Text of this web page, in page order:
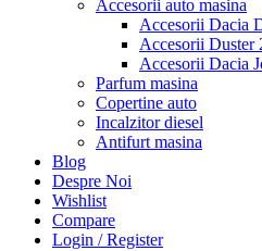
Accesorii auto masina
Accesorii Dacia
Accesorii Duster
Accesorii Dacia
Parfum masina
Copertine auto
Incalzitor diesel
Antifurt masina
Blog
Despre Noi
Wishlist
Compare
Login / Register